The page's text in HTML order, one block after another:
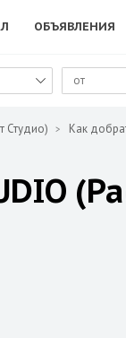
ОБЪЯВЛЕНИЯ
Студио) Как